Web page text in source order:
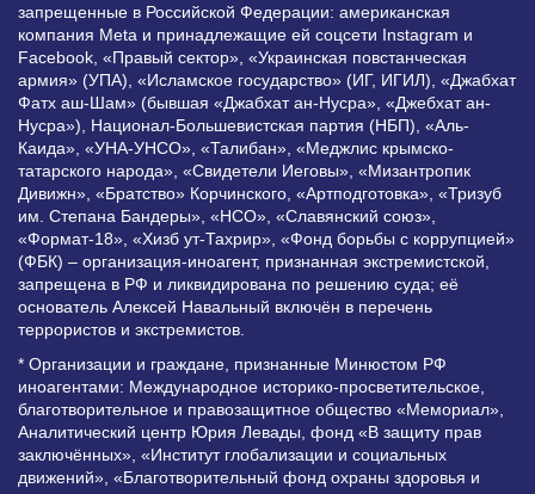
запрещенные в Российской Федерации: американская
компания Meta и принадлежащие ей соцсети Instagram и
Facebook, «Правый сектор», «Украинская повстанческая
армия» (УПА), «Исламское государство» (ИГ, ИГИЛ), «Джабхат
Фатх аш-Шам» (бывшая «Джабхат ан-Нусра», «Джебхат ан-
Нусра»), Национал-Большевистская партия (НБП), «Аль-
Каида», «УНА-УНСО», «Талибан», «Меджлис крымско-
татарского народа», «Свидетели Иеговы», «Мизантропик
Дивижн», «Братство» Корчинского, «Артподготовка», «Тризуб
им. Степана Бандеры», «НСО», «Славянский союз»,
«Формат-18», «Хизб ут-Тахрир», «Фонд борьбы с коррупцией»
(ФБК) – организация-иноагент, признанная экстремистской,
запрещена в РФ и ликвидирована по решению суда; её
основатель Алексей Навальный включён в перечень
террористов и экстремистов.
* Организации и граждане, признанные Минюстом РФ
иноагентами: Международное историко-просветительское,
благотворительное и правозащитное общество «Мемориал»,
Аналитический центр Юрия Левады, фонд «В защиту прав
заключённых», «Институт глобализации и социальных
движений», «Благотворительный фонд охраны здоровья и